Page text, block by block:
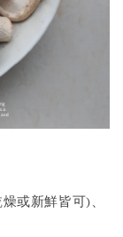
或新鮮皆可)、